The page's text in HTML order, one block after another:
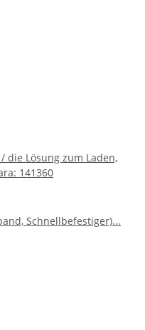
die Lösung zum Laden,
141360